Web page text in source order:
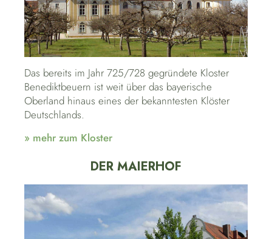
Das bereits im Jahr 725/728 gegründete Kloster
Benediktbeuern ist weit über das bayerische
Oberland hinaus eines der bekanntesten Klöster
Deutschlands.
» mehr zum Kloster
DER MAIERHOF